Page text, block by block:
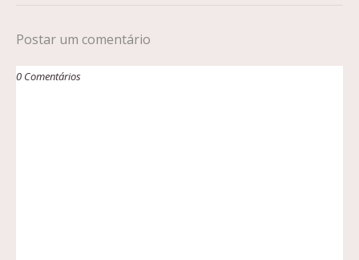
Postar um comentário
0 Comentários